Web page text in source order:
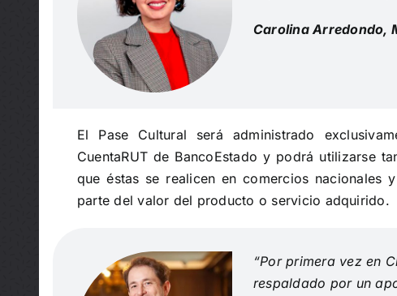
Carolina Arredondo,
El Pase Cultural será administrado
CuentaRUT de BancoEstado y podrá utilizarse
que éstas se realicen en comercios
parte del valor del producto o servicio adquirido.
“Por primera vez en
respaldado por un